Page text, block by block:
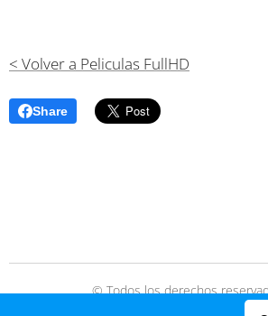
< Volver a Peliculas FullHD
Share
© Todos los derechos